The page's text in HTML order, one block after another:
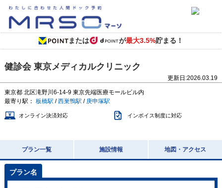
または が最大3.5%貯まる！
健診会 東京メディカルクリニック
更新日:2026.03.19
東京都 北区滝野川6-14-9 東京先端医療モールビル内
最寄り駅： 板橋駅 /西巣鴨駅 / 庚申塚駅
オンライン決済対応 インボイス制度に対応
プラン一覧 施設情報 地図・アクセス